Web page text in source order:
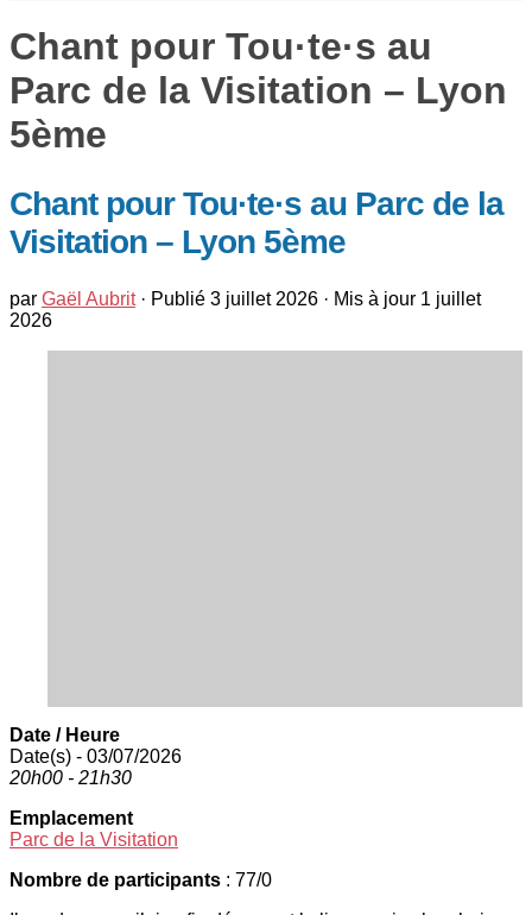
Chant pour Tou·te·s au
Parc de la Visitation – Lyon
5ème
Chant pour Tou·te·s au Parc de la
Visitation – Lyon 5ème
par Gaël Aubrit · Publié 3 juillet 2026 · Mis à jour 1 juillet
2026
Date / Heure
Date(s) - 03/07/2026
20h00 - 21h30
Emplacement
Parc de la Visitation
Nombre de participants : 77/0